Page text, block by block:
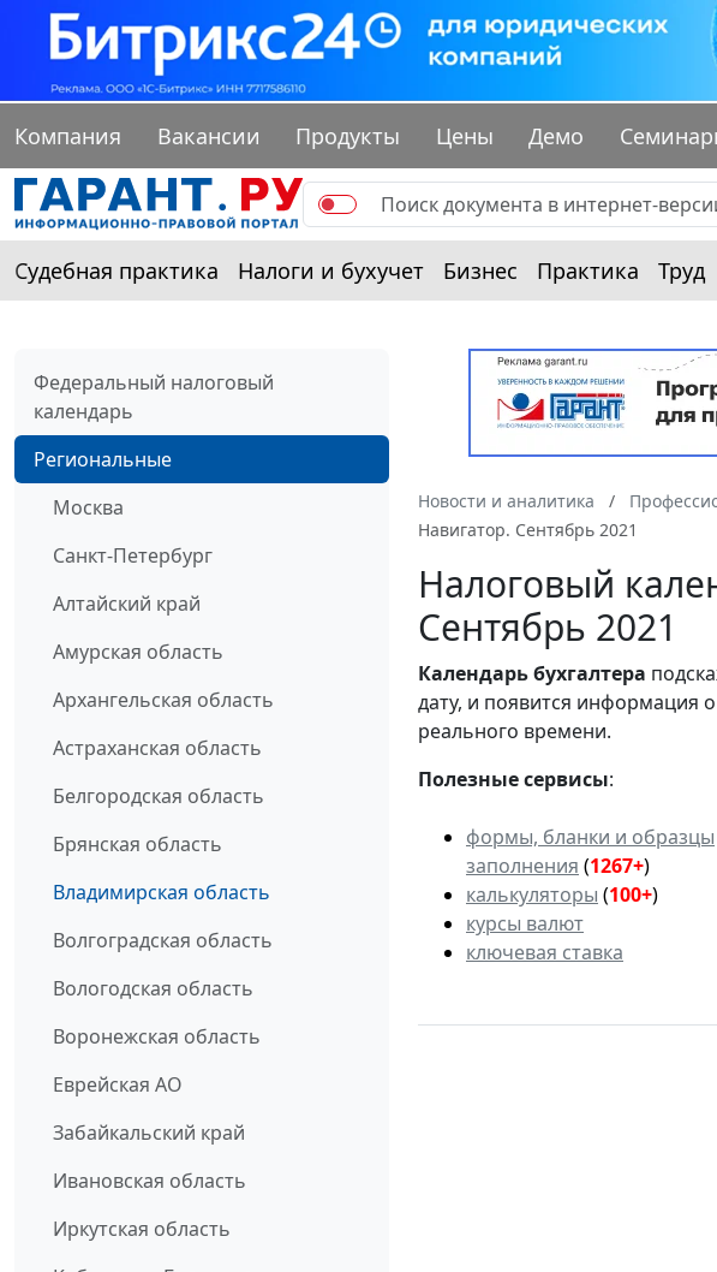
Компания Вакансии Продукты Цены Демо
Судебная практика Налоги и бухучет Бизнес Практика Труд
Федеральный налоговый
календарь
Региональные
Москва
Санкт-Петербург
Алтайский край
Амурская область
Архангельская область
Астраханская область
Белгородская область
Брянская область
Владимирская область
Волгоградская область
Вологодская область
Воронежская область
Еврейская АО
Забайкальский край
Ивановская область
Иркутская область
Новости и аналитика
Навигатор. Сентябрь 2021
Налоговый
Сентябрь 2021
Календарьбухгалтера
дату, и появится информация
реального времени.
Полезные сервисы:
формы, бланки и образцы
заполнения (1267+)
калькуляторы (100+)
курсы валют
ключевая ставка